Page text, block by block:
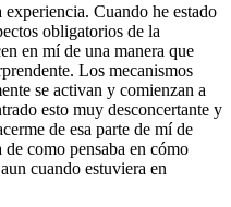
Cuando he estado
obligatorios de la
en mí de una manera que
Los mecanismos
se activan y comienzan a
esto muy desconcertante y
de esa parte de mí de
como pensaba en cómo
cuando estuviera en